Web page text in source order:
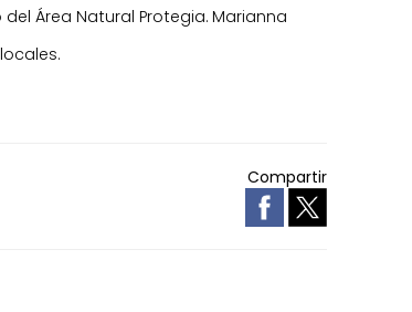
Área Natural Protegia. Marianna
Compartir